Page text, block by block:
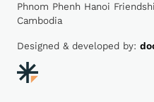
Phnom Phenh Hanoi
Cambodia
Designed & developed by: